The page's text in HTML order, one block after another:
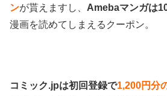
ンが貰えますし、 Amebaマンガは
漫画を読めてしまえるクーポン。
コミック.jpは初回登録で1,200円分